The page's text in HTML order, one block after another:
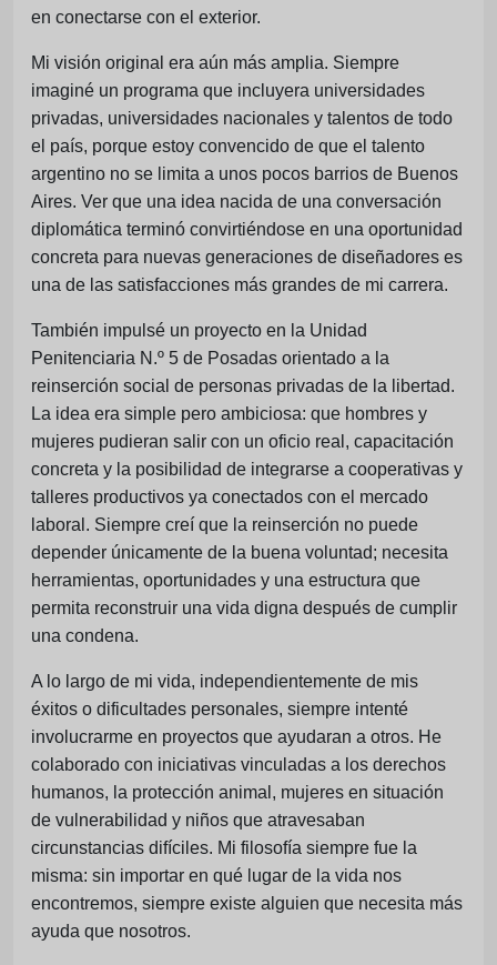
en conectarse con el exterior.
Mi visión original era aún más amplia. Siempre
imaginé un programa que incluyera universidades
privadas, universidades nacionales y talentos de todo
el país, porque estoy convencido de que el talento
argentino no se limita a unos pocos barrios de Buenos
Aires. Ver que una idea nacida de una conversación
diplomática terminó convirtiéndose en una oportunidad
concreta para nuevas generaciones de diseñadores es
una de las satisfacciones más grandes de mi carrera.
También impulsé un proyecto en la Unidad
Penitenciaria N.º 5 de Posadas orientado a la
reinserción social de personas privadas de la libertad.
La idea era simple pero ambiciosa: que hombres y
mujeres pudieran salir con un oficio real, capacitación
concreta y la posibilidad de integrarse a cooperativas y
talleres productivos ya conectados con el mercado
laboral. Siempre creí que la reinserción no puede
depender únicamente de la buena voluntad; necesita
herramientas, oportunidades y una estructura que
permita reconstruir una vida digna después de cumplir
una condena.
A lo largo de mi vida, independientemente de mis
éxitos o dificultades personales, siempre intenté
involucrarme en proyectos que ayudaran a otros. He
colaborado con iniciativas vinculadas a los derechos
humanos, la protección animal, mujeres en situación
de vulnerabilidad y niños que atravesaban
circunstancias difíciles. Mi filosofía siempre fue la
misma: sin importar en qué lugar de la vida nos
encontremos, siempre existe alguien que necesita más
ayuda que nosotros.